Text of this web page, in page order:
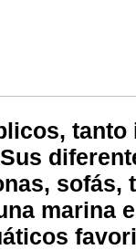
sofás,
marina